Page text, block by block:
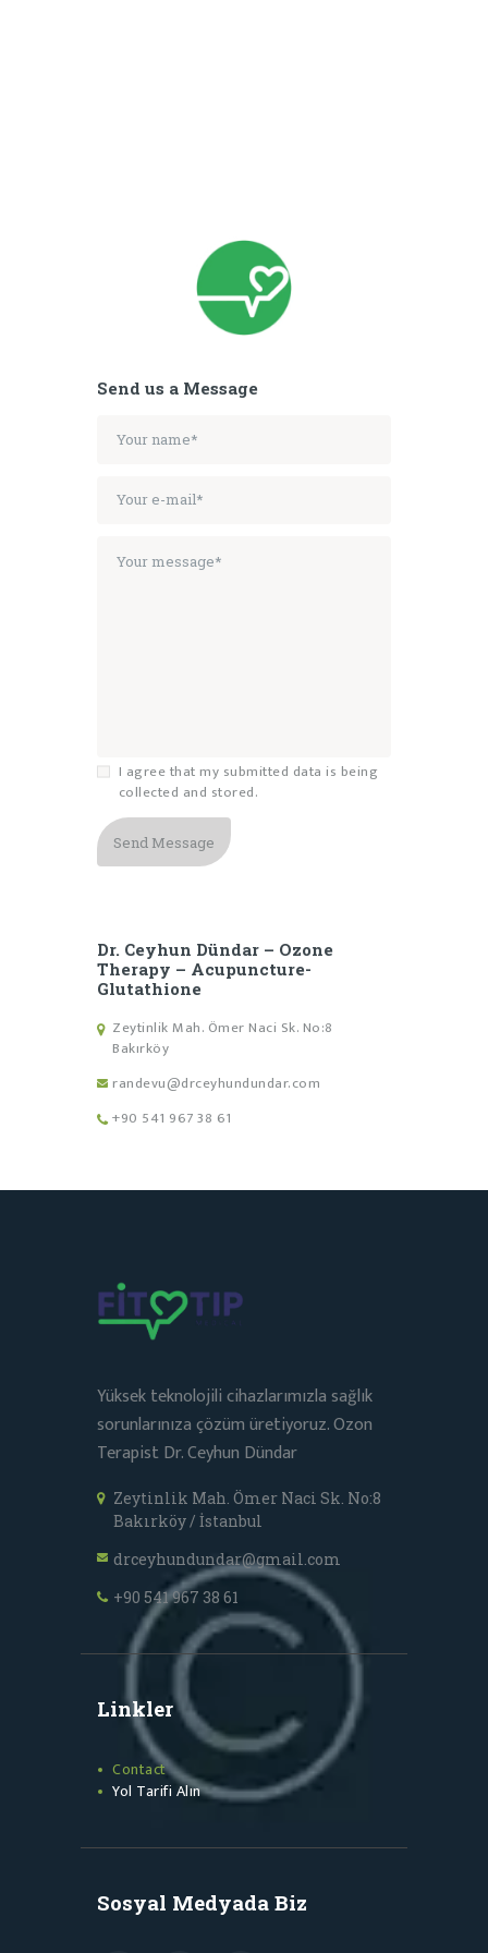
Send us a Message
I agree that my submitted data is being
collected and stored.
Dr. Ceyhun Dündar – Ozone
Therapy – Acupuncture-
Glutathione
Zeytinlik Mah. Ömer Naci Sk. No:8
Bakırköy
randevu@drceyhundundar.com
+90 541 967 38 61
Yüksek teknolojili cihazlarımızla sağlık
sorunlarınıza çözüm üretiyoruz. Ozon
Terapist Dr. Ceyhun Dündar
Zeytinlik Mah. Ömer Naci Sk. No:8
Bakırköy / İstanbul
drceyhundundar@gmail.com
+90 541 967 38 61
Linkler
Contact
Yol Tarifi Alın
Sosyal Medyada Biz